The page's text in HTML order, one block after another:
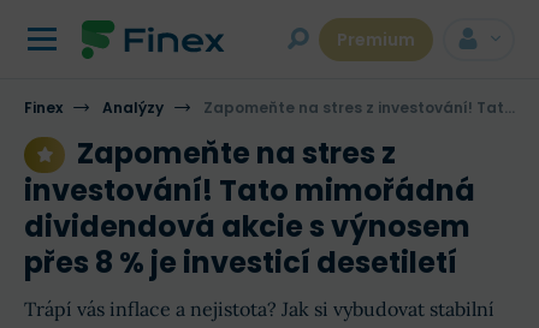
Premium
Finex Analýzy Zapomeňte na stres z investování! Tato mimořádná dividendová akcie s výnosem přes 8 % je investicí desetiletí
Zapomeňte na stres z
investování! Tato mimořádná
dividendová akcie s výnosem
přes 8 % je investicí desetiletí
Trápí vás inflace a nejistota? Jak si vybudovat stabilní